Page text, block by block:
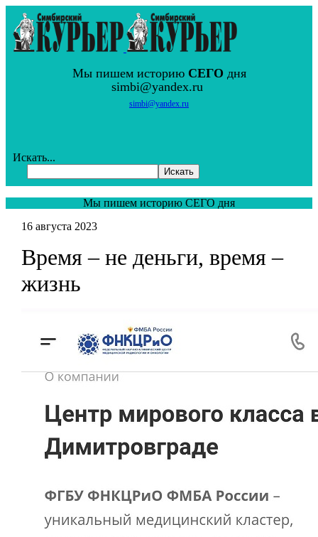
Мы пишем историю СЕГО дня
simbi@yandex.ru
simbi@yandex.ru
Искать...
Искать
Мы пишем историю СЕГО дня
16 августа 2023
Время – не деньги, время –
жизнь